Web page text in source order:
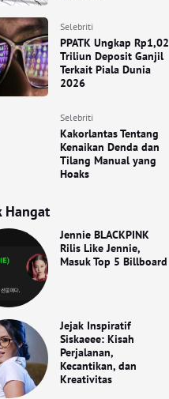
Selebriti
PPATK Ungkap Rp1,02
Triliun Deposit Ganjil
Terkait Piala Dunia
2026
Selebriti
Kakorlantas Tentang
Kenaikan Denda dan
Tilang Manual yang
Hoaks
Hangat
Jennie BLACKPINK
Rilis Like Jennie,
Masuk Top 5 Billboard
Jejak Inspiratif
Siskaeee: Kisah
Perjalanan,
Kecantikan, dan
Kreativitas